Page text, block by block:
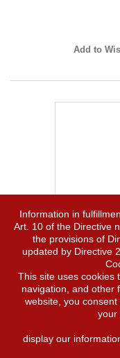
Add to
Soave
which benefit from the
Information in
Art. 10 of the Directive
the provisions of
updated by Directive
This site uses cookies
navigation, and other
website, you
your
display our